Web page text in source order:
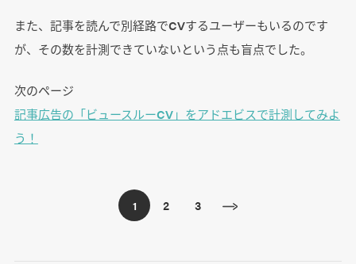
また、記事を読んで別経路でCVするユーザーもいるのです
が、その数を計測できていないという点も盲点でした。
次のページ
記事広告の「ビュースルーCV」をアドエビスで計測してみよ
う！
1 2 3